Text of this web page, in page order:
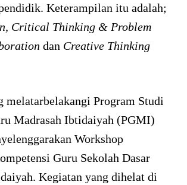
Keterampilan itu adalah;
Critical Thinking & Problem
dan Creative Thinking
melatarbelakangi Program Studi
Madrasah Ibtidaiyah (PGMI)
Workshop
Guru Sekolah Dasar
Kegiatan yang dihelat di